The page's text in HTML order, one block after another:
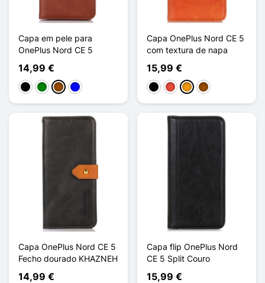
Capa em pele para
OnePlus Nord CE 5
14,99 €
PretoVerdeCastanho
Azul
Capa OnePlus Nord CE 5
com textura de napa
15,99 €
PretoVermelho
LaranjaCastanho
Capa OnePlus Nord CE 5
Fecho dourado KHAZNEH
14,99 €
Capa flip OnePlus Nord
CE 5 Split Couro
15,99 €